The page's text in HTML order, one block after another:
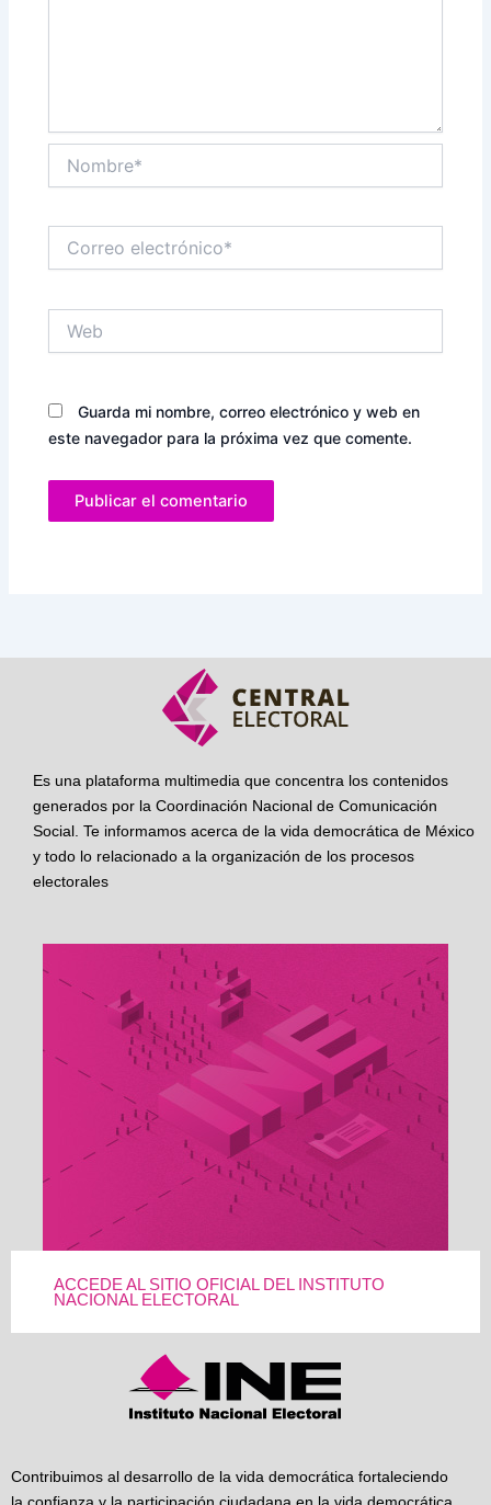
electrónico*
Guarda mi nombre, correo electrónico y web en
este navegador para la próxima vez que comente.
Es una plataforma multimedia que concentra los contenidos
generados por la Coordinación Nacional de Comunicación
Social. Te informamos acerca de la vida democrática de México
y todo lo relacionado a la organización de los procesos
electorales
ACCEDE AL SITIO OFICIAL DEL INSTITUTO
NACIONAL ELECTORAL
Contribuimos al desarrollo de la vida democrática fortaleciendo